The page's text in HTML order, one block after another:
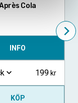
Cola
INFO
199
KÖP